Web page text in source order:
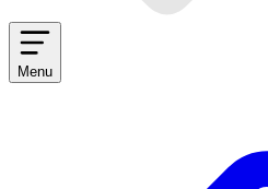
Menu